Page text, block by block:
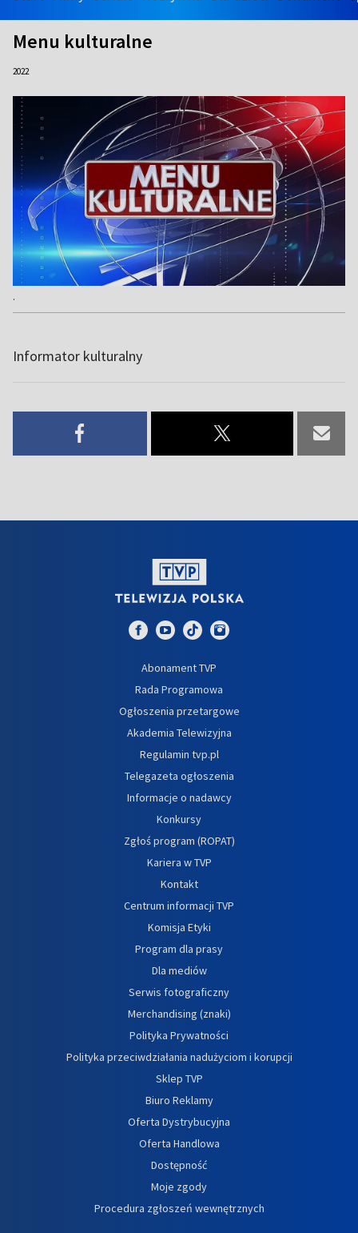
Menu kulturalne
2022
.
Informator kulturalny
Abonament TVP
Rada Programowa
Ogłoszenia przetargowe
Akademia Telewizyjna
Regulamin tvp.pl
Telegazeta ogłoszenia
Informacje o nadawcy
Konkursy
Zgłoś program (ROPAT)
Kariera w TVP
Kontakt
Centrum informacji TVP
Komisja Etyki
Program dla prasy
Dla mediów
Serwis fotograficzny
Merchandising (znaki)
Polityka Prywatności
Polityka przeciwdziałania nadużyciom i korupcji
Sklep TVP
Biuro Reklamy
Oferta Dystrybucyjna
Oferta Handlowa
Dostępność
Moje zgody
Procedura zgłoszeń wewnętrznych